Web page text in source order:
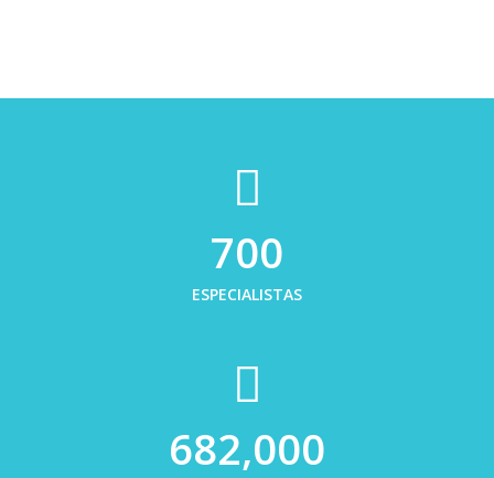
700
ESPECIALISTAS
682,000